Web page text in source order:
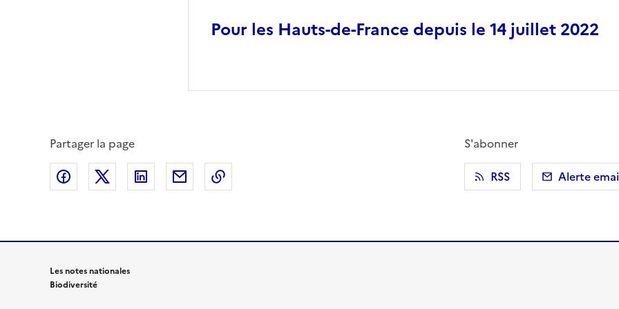
Pour les Hauts-de-France depuis le 14 juillet 2022
Partager la page
Partager sur Facebook
Partager sur X (anciennement Twitter)
Partager sur LinkedIn
Partager par email
S'abonner
RSS
Alerte
Les notes nationales
Biodiversité